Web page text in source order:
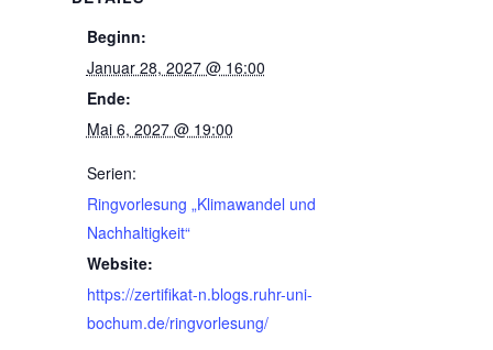
Beginn:
Januar 28, 2027 @ 16:00
Ende:
Mai 6, 2027 @ 19:00
Serien:
Ringvorlesung „Klimawandel und
Nachhaltigkeit“
Website:
https://zertifikat-n.blogs.ruhr-uni-
bochum.de/ringvorlesung/